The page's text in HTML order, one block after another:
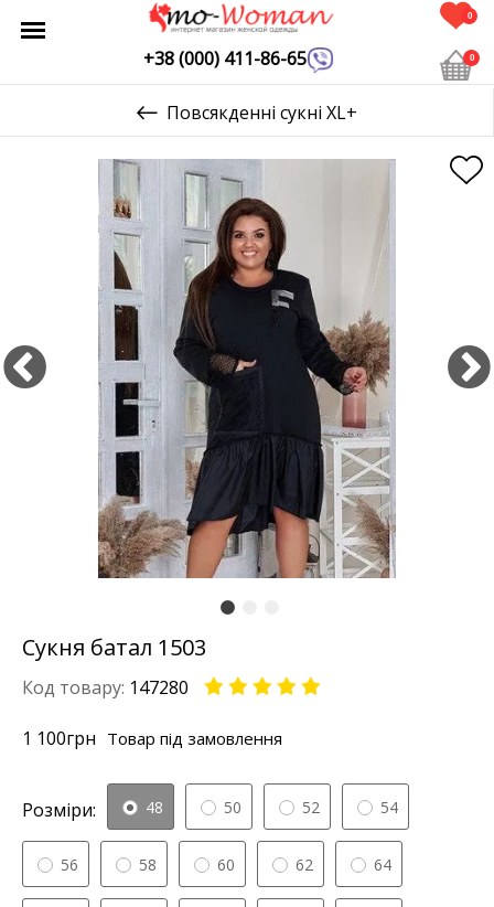
+38 (000) 411-86-65
0
0
Повсякденні сукні XL+
Сукня батал 1503
Код товару: 147280
1 100грн Товар під замовлення
Розміри: 48 50 52 54
56 58 60 62 64